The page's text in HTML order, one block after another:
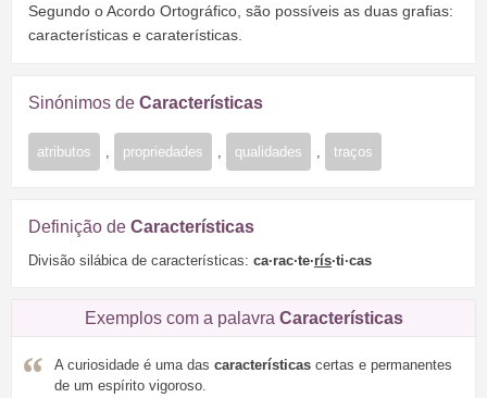
Segundo o Acordo Ortográfico, são possíveis as duas grafias:
características e caraterísticas.
Sinónimos de Características
atributos propriedades qualidades traços
Definição de Características
Divisão silábica de características: ca·rac·te·rís·ti·cas
Exemplos com a palavra Características
A curiosidade é uma das características certas e permanentes
de um espírito vigoroso.